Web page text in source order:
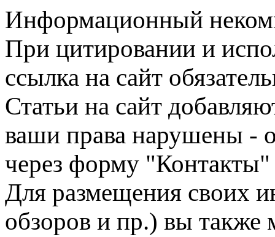
Информационный
При цитировании и
ссылка на сайт
Статьи на сайт
ваши права нарушены -
через форму "Контакты"
Для размещения своих
обзоров и пр.) вы также